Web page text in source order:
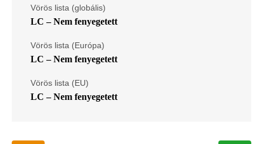
Vörös lista (globális)
LC – Nem fenyegetett
Vörös lista (Európa)
LC – Nem fenyegetett
Vörös lista (EU)
LC – Nem fenyegetett